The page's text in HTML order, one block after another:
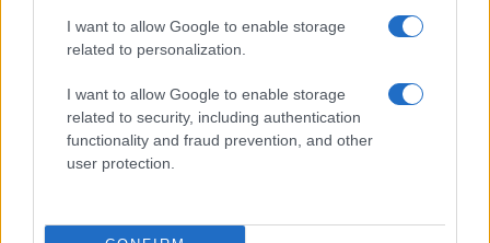
I want to allow Google to enable storage
related to personalization.
I want to allow Google to enable storage
related to security, including authentication
functionality and fraud prevention, and other
user protection.
Vida pessoal:
Linda, a esposa de Jackson, é conselheira
em reabilitação. Juntos, o casal tem três filhos, filhos
aposentar dos esportes, ele cumpriu a promessa que fez à
mãe de que teria uma educação universitária e concluiu
seu bacharelado em Família e Desenvolvimento Infantil na